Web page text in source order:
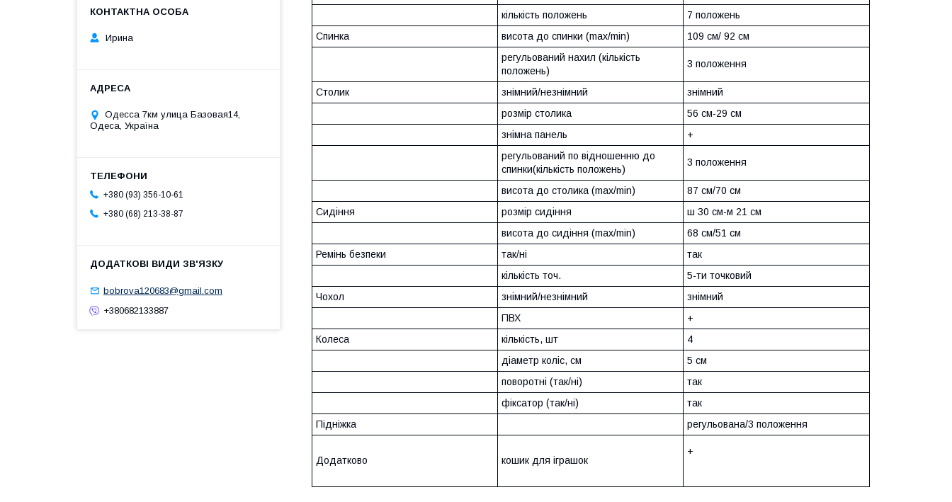
кількість положень
7 положень
Спинка
висота до спинки (max/min)
109 см/ 92 см
регульований нахил (кількість
положень)
3 положення
Столик знімний/незнімний
знімний
розмір столика
56 см-29 см
знімна панель
+
регульований по відношенню до
спинки(кількість положень)
3 положення
висота до столика (max/min)
87 см/70 см
Сидіння
розмір сидіння
ш 30 см-м 21 см
висота до сидіння (max/min)
68 см/51 см
Ремінь безпеки
так/ні
так
кількість точ.
5-ти точковий
Чохол
знімний/незнімний
знімний
ПВХ
+
Колеса
кількість, шт
4
діаметр коліс, см
5 см
поворотні (так/ні)
так
фіксатор (так/ні)
так
Підніжка
регульована/3 положення
Додатково кошик для іграшок
+
Ирина
Одесса 7км улица Базовая14,
Одеса, Україна
+380 (93) 356-10-61
+380 (68) 213-38-87
bobrova120683@gmail.com
+380682133887